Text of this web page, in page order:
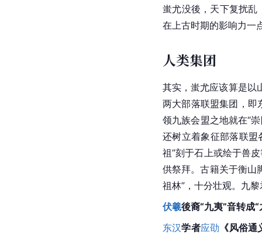
蚩尤没後，天下复扰乱
在上古时期的影响力一
人类集团
其实，蚩尤应该算是以
两大部落联盟集团，即
领九族会盟之地就在“
还树立着象征部落联盟
祖”刻于石上或绘于兽
供祭拜。古籍关于衡山
祖林”，十分壮观。九
伏羲後裔“九夷”音转成
东汉学者应劭 《风俗通